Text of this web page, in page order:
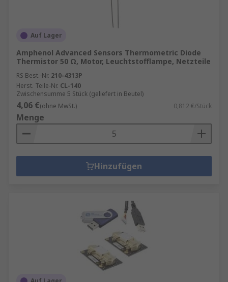
Auf Lager
Amphenol Advanced Sensors Thermometric Diode
Thermistor 50 Ω, Motor, Leuchtstofflampe, Netzteile
RS Best.-Nr. 210-4313P
Herst. Teile-Nr. CL-140
Zwischensumme 5 Stück (geliefert in Beutel)
4,06 €(ohne MwSt.) 0,812 €/Stück
Menge
Hinzufügen